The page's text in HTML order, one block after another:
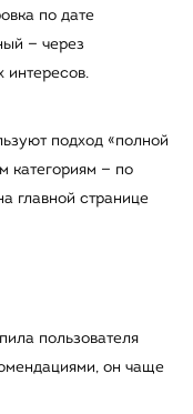
по дате
— через
интересов.
подход «полной
категориям — по
главной странице
пользователя
он чаще